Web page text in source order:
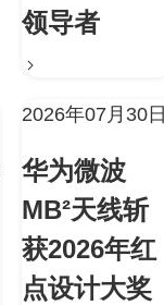
领导者
2026年07月30日
华为微波
MB²天线斩
获2026年红
点设计大奖